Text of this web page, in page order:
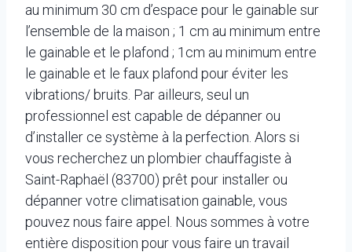
au minimum 30 cm d’espace pour le gainable sur
l’ensemble de la maison ; 1 cm au minimum entre
le gainable et le plafond ; 1cm au minimum entre
le gainable et le faux plafond pour éviter les
vibrations/ bruits. Par ailleurs, seul un
professionnel est capable de dépanner ou
d’installer ce système à la perfection. Alors si
vous recherchez un plombier chauffagiste à
Saint-Raphaël (83700) prêt pour installer ou
dépanner votre climatisation gainable, vous
pouvez nous faire appel. Nous sommes à votre
entière disposition pour vous faire un travail